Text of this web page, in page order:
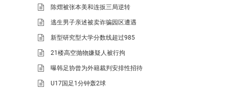
陈熠被张本美和连扳三局逆转
逃生男子亲述被卖诈骗园区遭遇
新型研究型大学分数线超过985
21楼高空抛物嫌疑人被行拘
曝韩足协曾为外籍裁判安排性招待
U17国足1分钟轰2球